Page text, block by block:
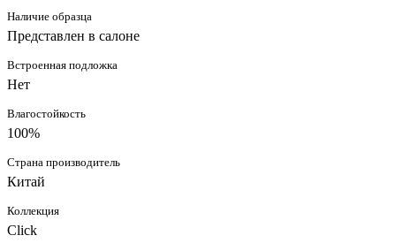
Наличие образца
Представлен в салоне
Встроенная подложка
Нет
Влагостойкость
100%
Страна производитель
Китай
Коллекция
Click